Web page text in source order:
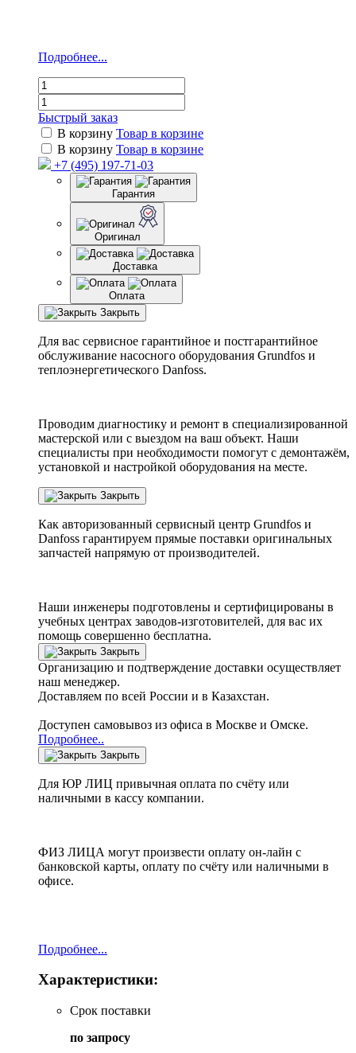
Подробнее...
Быстрый заказ
В корзину Товар в корзине
В корзину Товар в корзине
+7 (495) 197-71-03
Гарантия
Оригинал
Доставка
Оплата
Закрыть
Для вас сервисное гарантийное и постгарантийное
обслуживание насосного оборудования Grundfos и
теплоэнергетического Danfoss.
Проводим диагностику и ремонт в специализированной
мастерской или с выездом на ваш объект. Наши
специалисты при необходимости помогут с демонтажём,
установкой и настройкой оборудования на месте.
Закрыть
Как авторизованный сервисный центр Grundfos и
Danfoss гарантируем прямые поставки оригинальных
запчастей напрямую от производителей.
Наши инженеры подготовлены и сертифицированы в
учебных центрах заводов-изготовителей, для вас их
помощь совершенно бесплатна.
Закрыть
Организацию и подтверждение доставки осуществляет
наш менеджер.
Доставляем по всей России и в Казахстан.
Доступен самовывоз из офиса в Москве и Омске.
Подробнее..
Закрыть
Для ЮР ЛИЦ привычная оплата по счёту или
наличными в кассу компании.
ФИЗ ЛИЦА могут произвести оплату он-лайн с
банковской карты, оплату по счёту или наличными в
офисе.
Подробнее...
Характеристики:
Срок поставки
по запросу